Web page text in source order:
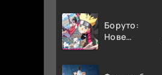
Боруто:
Нове